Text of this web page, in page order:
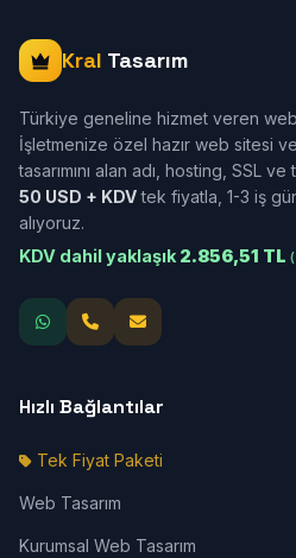
Kral Tasarım
Türkiye geneline hizmet veren web
İşletmenize özel hazır web sitesi
tasarımını alan adı, hosting, SSL ve
50 USD + KDVtek fiyatla, 1-3 iş
alıyoruz.
KDV dahil yaklaşık 2.856,51 TL
Hızlı Bağlantılar
Tek Fiyat Paketi
Web Tasarım
Kurumsal Web Tasarım